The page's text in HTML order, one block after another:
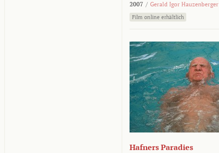
2007 / Gerald Igor Hauzenberger
Film online erhältlich
Hafners Paradies